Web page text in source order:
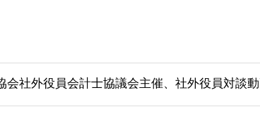
会社外役員会計士協議会主催、社外役員対談